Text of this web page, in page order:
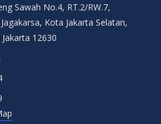
Sawah No.4, RT.2/RW.7,
Kota Jakarta Selatan,
12630